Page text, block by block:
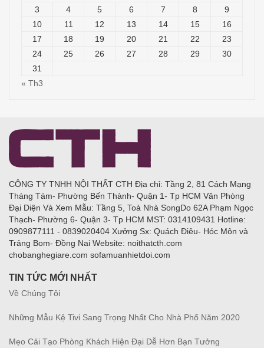
3
4 5 6 7 8
9
10
11 12 13 14 15
16
17
18 19 20 21 22
23
24
25 26 27 28 29
30
31
« Th3
CÔNG TY TNHH NỘI THẤT CTH Địa chỉ: Tầng 2, 81 Cách Mạng
Tháng Tám- Phường Bến Thành- Quận 1- Tp HCM Văn Phòng
Đại Diện Và Xem Mẫu: Tầng 5, Toà Nhà SongDo 62A Phạm Ngọc
Thạch- Phường 6- Quận 3- Tp HCM MST: 0314109431 Hotline:
0909877111 - 0839020404 Xưởng Sx: Quách Điêu- Hóc Môn và
Trảng Bom- Đồng Nai Website: noithatcth.com
chobanghegiare.com sofamuanhietdoi.com
TIN TỨC MỚI NHẤT
Về Chúng Tôi
Những Mẫu Kệ Tivi Sang Trọng Nhất Cho Nhà Phố Năm 2020
Mẹo Cải Tạo Phòng Khách Hiện Đại Dễ Hơn Bạn Tưởng